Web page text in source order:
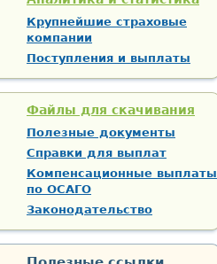
Крупнейшие страховые
компании
Поступления и выплаты
Файлы для скачивания
Полезные документы
Справки для выплат
Компенсационные выплаты
по ОСАГО
Законодательство